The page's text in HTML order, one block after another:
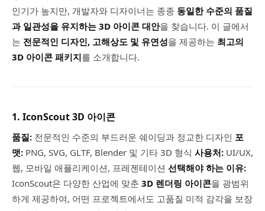
인기가 높지만, 개발자와 디자이너는 종종 동일한 수준의 품질
과 일관성을 유지하는 3D 아이콘 대안을 찾습니다. 이 글에서
는 전문적인 디자인, 고해상도 및 유연성을 제공하는 최고의
3D 아이콘 패키지를 소개합니다.
1. IconScout 3D 아이콘
품질: 전문적인 수준의 부드러운 쉐이딩과 정교한 디자인 포
맷: PNG, SVG, GLTF, Blender 및 기타 3D 형식 사용처: UI/UX,
웹, 모바일 애플리케이션, 프레젠테이션 선택해야 하는 이유:
IconScout은 다양한 산업에 맞춘 3D 렌더링 아이콘을 광범위
하게 제공하여, 어떤 프로젝트에서도 고품질 미적 감각을 보장